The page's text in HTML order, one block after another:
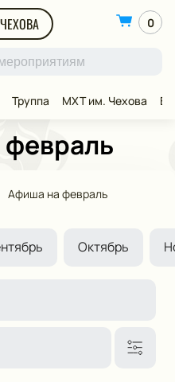
0
Труппа МХТ им. Чехова
Афиша на февраль
Октябрь